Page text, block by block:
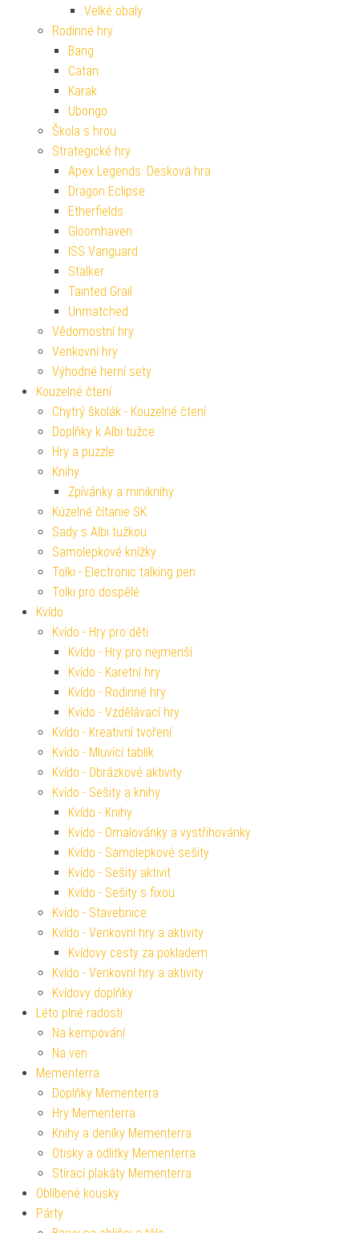
Velké obaly
Rodinné hry
Bang
Catan
Karak
Ubongo
Škola s hrou
Strategické hry
Apex Legends: Desková hra
Dragon Eclipse
Etherfields
Gloomhaven
ISS Vanguard
Stalker
Tainted Grail
Unmatched
Vědomostní hry
Venkovní hry
Výhodné herní sety
Kouzelné čtení
Chytrý školák - Kouzelné čtení
Doplňky k Albi tužce
Hry a puzzle
Knihy
Zpívánky a miniknihy
Kúzelné čítanie SK
Sady s Albi tužkou
Samolepkové knížky
Tolki - Electronic talking pen
Tolki pro dospělé
Kvído
Kvído - Hry pro děti
Kvído - Hry pro nejmenší
Kvído - Karetní hry
Kvído - Rodinné hry
Kvído - Vzdělávací hry
Kvído - Kreativní tvoření
Kvído - Mluvící tablík
Kvído - Obrázkové aktivity
Kvído - Sešity a knihy
Kvído - Knihy
Kvído - Omalovánky a vystřihovánky
Kvído - Samolepkové sešity
Kvído - Sešity aktivit
Kvído - Sešity s fixou
Kvído - Stavebnice
Kvído - Venkovní hry a aktivity
Kvídovy cesty za pokladem
Kvído - Venkovní hry a aktivity
Kvídovy doplňky
Léto plné radosti
Na kempování
Na ven
Mementerra
Doplňky Mementerra
Hry Mementerra
Knihy a deníky Mementerra
Otisky a odlitky Mementerra
Stírací plakáty Mementerra
Oblíbené kousky
Párty